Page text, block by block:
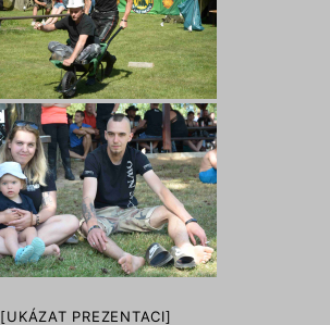
[UKÁZAT PREZENTACI]